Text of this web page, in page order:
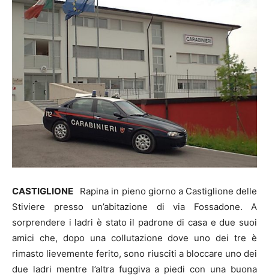
CASTIGLIONE
Rapina in pieno giorno a Castiglione delle
Stiviere presso un’abitazione di via Fossadone. A
sorprendere i ladri è stato il padrone di casa e due suoi
amici che, dopo una collutazione dove uno dei tre è
rimasto lievemente ferito, sono riusciti a bloccare uno dei
due ladri mentre l’altra fuggiva a piedi con una buona